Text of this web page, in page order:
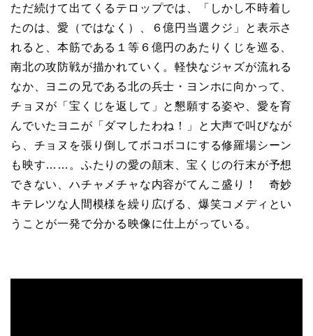
ただ続けて出てくるテロップでは、「しかし不時着し
たのは、愛（ではなく）、６億円当選クジ」と表示さ
れると、本筋である１等６億円のあたりくじを巡る、
南北の攻防戦が描かれていく。軽快なジャズが流れる
なか、ヨニの兄である北の兵士・ヨンホに向かって、
チョヌが「宝くじを返して」と懇願する姿や、愛を育
んでいたヨニが「ダマしたわね！」と大声で叫びなが
ら、チョヌを張り倒してボコボコにする修羅場シーン
も映す……。ふたりの愛の顛末、宝くじの行末が予想
できない、ハチャメチャな内容がてんこ盛り！ 奇妙
キテレツな人間模様を繰り広げる、爆笑コメディとい
うことが一発で分かる映像に仕上がっている。